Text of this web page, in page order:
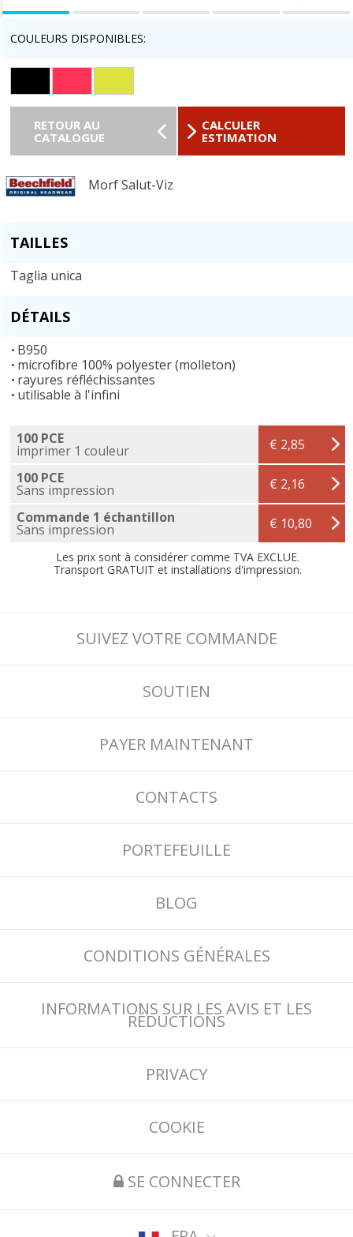
COULEURS DISPONIBLES:
RETOUR AU
CATALOGUE
CALCULER
ESTIMATION
Morf Salut-Viz
TAILLES
Taglia unica
DÉTAILS
B950
microfibre 100% polyester (molleton)
rayures réfléchissantes
utilisable à l'infini
100 PCE
imprimer 1 couleur
€ 2,85
100 PCE
Sans impression
€ 2,16
Commande 1 échantillon
Sans impression € 10,80
Les prix sont à considérer comme TVA EXCLUE.
Transport GRATUIT et installations d'impression.
SUIVEZ VOTRE COMMANDE
SOUTIEN
PAYER MAINTENANT
CONTACTS
PORTEFEUILLE
BLOG
CONDITIONS GÉNÉRALES
INFORMATIONS SUR LES AVIS ET LES
RÉDUCTIONS
PRIVACY
COOKIE
SE CONNECTER